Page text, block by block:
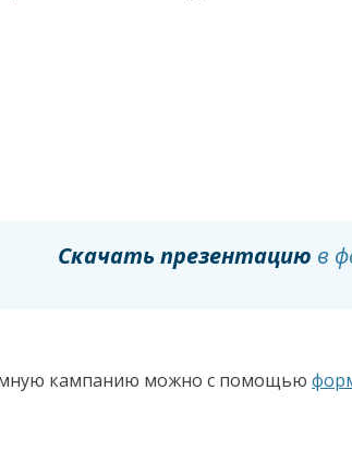
Скачать презентацию в
кампанию можно с помощью